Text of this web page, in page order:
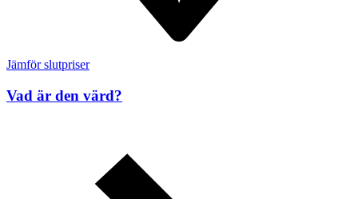
Jämför slutpriser
Vad är den värd?